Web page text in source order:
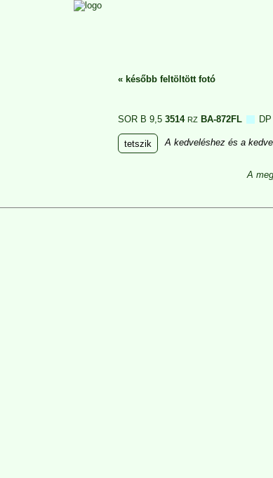
« később feltöltött fotó
SOR B 9,5 3514 RZ BA-872FL
tetszik A kedveléshez és a
A